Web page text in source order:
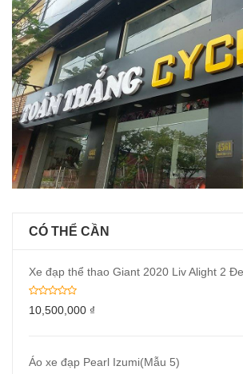
CÓ THỂ CẦN
Xe đạp thể thao Giant 2020 Liv Alight 2
10,500,000 ₫
Áo xe đạp Pearl Izumi(Mẫu 5)